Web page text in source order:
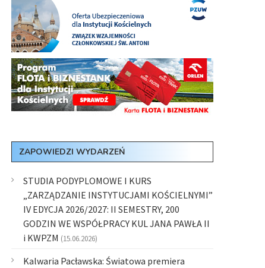
ZAPOWIEDZI WYDARZEŃ
STUDIA PODYPLOMOWE I KURS
„ZARZĄDZANIE INSTYTUCJAMI KOŚCIELNYMI”
IV EDYCJA 2026/2027: II SEMESTRY, 200
GODZIN WE WSPÓŁPRACY KUL JANA PAWŁA II
i KWPZM (15.06.2026)
Kalwaria Pacławska: Światowa premiera